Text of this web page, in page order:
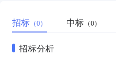
招标 （0） 中标 （0）
招标分析